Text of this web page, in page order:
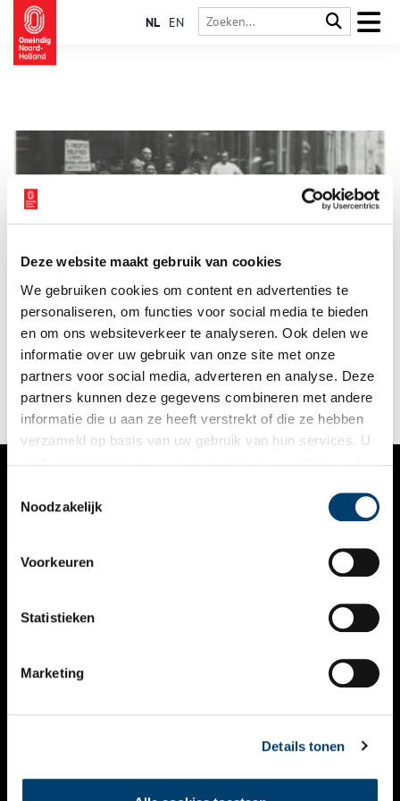
Deze website maakt gebruik van cookies
We gebruiken cookies om content en advertenties te
personaliseren, om functies voor social media te bieden
en om ons websiteverkeer te analyseren. Ook delen we
informatie over uw gebruik van onze site met onze
partners voor social media, adverteren en analyse. Deze
partners kunnen deze gegevens combineren met andere
informatie die u aan ze heeft verstrekt of die ze hebben
verzameld op basis van uw gebruik van hun services. U
Noodzakelijk
Voorkeuren
Statistieken
Marketing
Details tonen
NL EN
Het begin van de coronacrisis, zo rond 13 maart 2020,
kenmerkte zich door een fenomeen dat we lang niet meer
hebben gezien: hamsteren. Toiletpapier vloog de winkels uit, al
was niet écht duidelijk waarom.
VERHALEN
KALENDER
THEMA’S
VIDEO’S
CONTACT